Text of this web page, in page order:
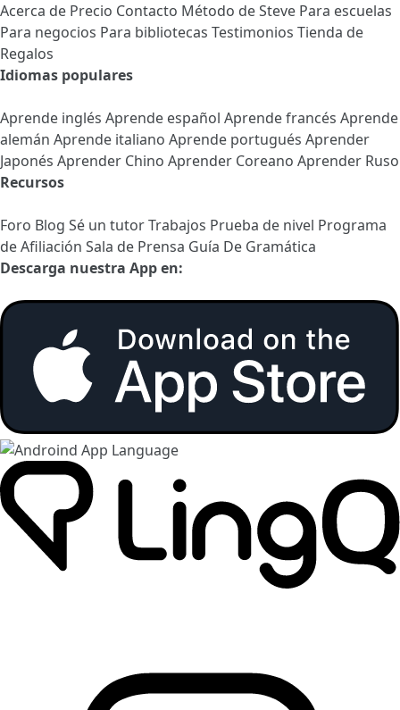
Acerca de Precio Contacto Método de Steve Para escuelas
Para negocios Para bibliotecas Testimonios Tienda de
Regalos
Idiomas populares
Aprende inglés Aprende español Aprende francés Aprende
alemán Aprende italiano Aprende portugués Aprender
Japonés Aprender Chino Aprender Coreano Aprender Ruso
Recursos
Foro Blog Sé un tutorTrabajos Prueba de nivel Programa
de Afiliación Sala de Prensa Guía De Gramática
Descarga nuestra App en: